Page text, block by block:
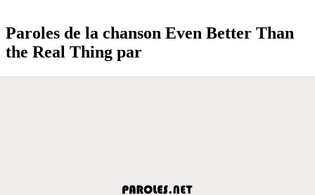
Paroles de la chanson Even Better Than
the Real Thing par